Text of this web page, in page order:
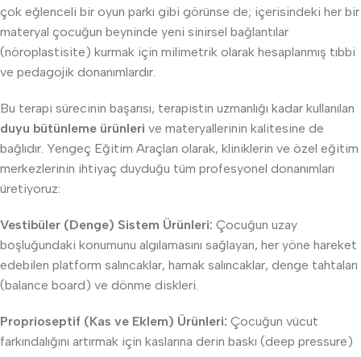
çok eğlenceli bir oyun parkı gibi görünse de; içerisindeki her bir
materyal çocuğun beyninde yeni sinirsel bağlantılar
(nöroplastisite) kurmak için milimetrik olarak hesaplanmış tıbbi
ve pedagojik donanımlardır.
Bu terapi sürecinin başarısı, terapistin uzmanlığı kadar kullanılan
duyu bütünleme ürünleri ve materyallerinin kalitesine de
bağlıdır. Yengeç Eğitim Araçları olarak, kliniklerin ve özel eğitim
merkezlerinin ihtiyaç duyduğu tüm profesyonel donanımları
üretiyoruz:
Vestibüler (Denge) Sistem Ürünleri: Çocuğun uzay
boşluğundaki konumunu algılamasını sağlayan, her yöne hareket
edebilen platform salıncaklar, hamak salıncaklar, denge tahtaları
(balance board) ve dönme diskleri.
Proprioseptif (Kas ve Eklem) Ürünleri: Çocuğun vücut
farkındalığını artırmak için kaslarına derin baskı (deep pressure)